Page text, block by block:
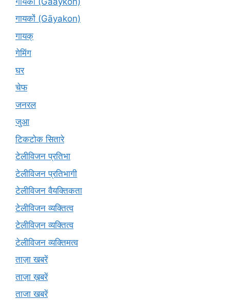
गायकों (Gāyakon)
गायक्
गेमिंग
घर
चेफ
जनरल
जुआ
टिकटोक सितारे
टेलीविजन प्रतिभा
टेलीविजन प्रतिभागी
टेलीविजन वैयक्तिकता
टेलीविजन व्यक्तित्व
टेलीविज़न व्यक्तित्व
टेलीविजन व्यक्तिमत्व
ताज़ा खबरें
ताज़ा ख़बरें
ताजा खबरें